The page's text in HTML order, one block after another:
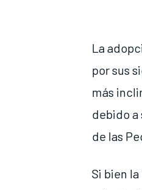
La
por sus
más
debido a
de las
Si bien